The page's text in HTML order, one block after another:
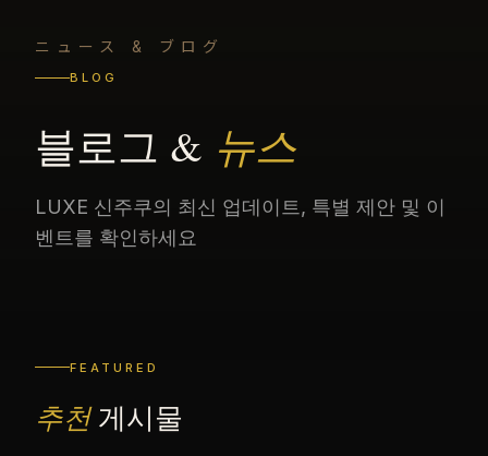
ニュース & ブログ
BLOG
블로그 & 뉴스
LUXE 신주쿠의 최신 업데이트, 특별 제안 및 이
벤트를 확인하세요
FEATURED
추천게시물